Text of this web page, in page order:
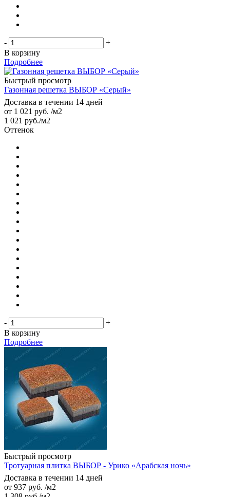
-
+
В корзину
Подробнее
Быстрый просмотр
Газонная решетка ВЫБОР «Серый»
Доставка в течении 14 дней
от 1 021 руб. /м2
1 021 руб./м2
Оттенок
-
+
В корзину
Подробнее
Быстрый просмотр
Тротуарная плитка ВЫБОР - Урико «Арабская ночь»
Доставка в течении 14 дней
от 937 руб. /м2